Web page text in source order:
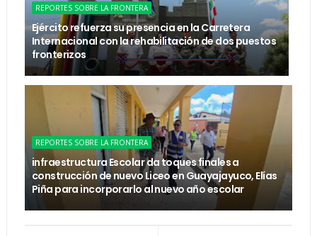
REPORTES SOBRE LA FRONTERA
Ejército refuerza su presencia en la Carretera
Internacional con la rehabilitación de dos puestos
fronterizos
REPORTES SOBRE LA FRONTERA
infraestructura Escolar da toques finales a
construcción de nuevo Liceo en Guayajayuco, Elías
Piña para incorporarlo al nuevo año escolar